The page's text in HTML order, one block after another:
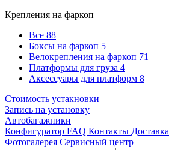
Крепления на фаркоп
Все 88
Боксы на фаркоп 5
Велокрепления на фаркоп 71
Платформы для груза 4
Аксессуары для платформ 8
Стоимость устакновки
Запись на установку
Автобагажники
Конфигуратор FAQ Контакты Доставка
Фотогалерея Сервисный центр